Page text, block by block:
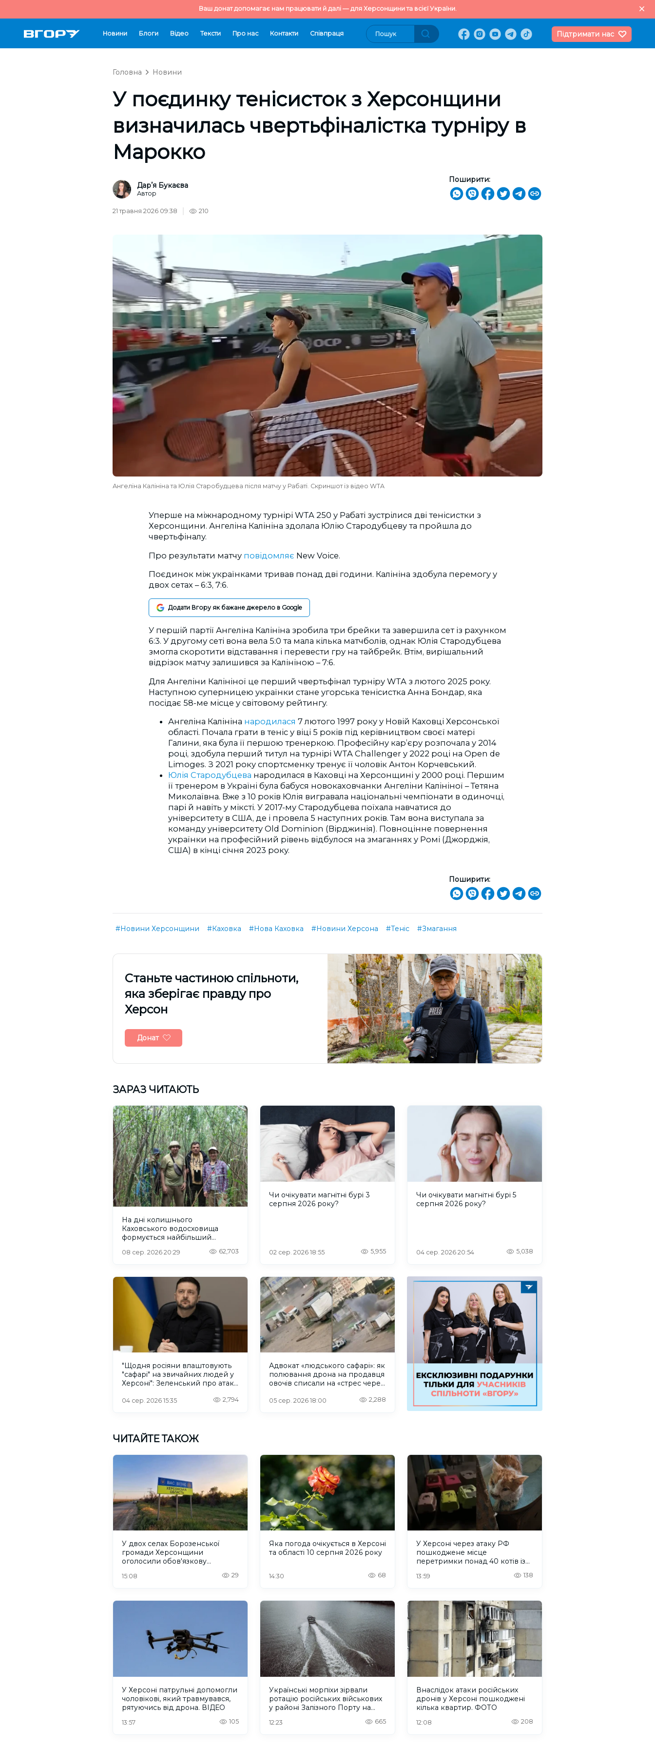
Ваш донат допомагає нам працювати й далі — для Херсонщини та всієї України.
Новини Блоги Відео Тексти Про нас Контакти Cпівпраця Підтримати нас
Головна Новини
У поєдинку тенісисток з Херсонщини
визначилась чвертьфіналістка турніру в
Марокко
Дарʼя Букаєва
Автор
Поширити:
21 травня 2026 09:38 210
Ангеліна Калініна та Юлія Старобудцева після матчу у Рабаті. Скриншот із відео WTA
Уперше на міжнародному турнірі WTA 250 у Рабаті зустрілися дві тенісистки з
Херсонщини. Ангеліна Калініна здолала Юлію Стародубцеву та пройшла до
чвертьфіналу.
Про результати матчу повідомляє New Voice.
Поєдинок між українками тривав понад дві години. Калініна здобула перемогу у
двох сетах – 6:3, 7:6.
Додати Вгору як бажане джерело в Google
У першій партії Ангеліна Калініна зробила три брейки та завершила сет із рахунком
6:3. У другому сеті вона вела 5:0 та мала кілька матчболів, однак Юлія Стародубцева
змогла скоротити відставання і перевести гру на тайбрейк. Втім, вирішальний
відрізок матчу залишився за Калініною – 7:6.
Для Ангеліни Калініної це перший чвертьфінал турніру WTA з лютого 2025 року.
Наступною суперницею українки стане угорська тенісистка Анна Бондар, яка
посідає 58-ме місце у світовому рейтингу.
Ангеліна Калініна народилася 7 лютого 1997 року у Новій Каховці Херсонської
області. Почала грати в теніс у віці 5 років під керівництвом своєї матері
Галини, яка була її першою тренеркою. Професійну кар’єру розпочала у 2014
році, здобула перший титул на турнірі WTA Challenger у 2022 році на Open de
Limoges. З 2021 року спортсменку тренує її чоловік Антон Корчевський.
Юлія Стародубцева народилася в Каховці на Херсонщині у 2000 році. Першим
її тренером в Україні була бабуся новокаховчанки Ангеліни Калініної – Тетяна
Миколаївна. Вже з 10 років Юлія вигравала національні чемпіонати в одиночці,
парі й навіть у міксті. У 2017-му Стародубцева поїхала навчатися до
університету в США, де і провела 5 наступних років. Там вона виступала за
команду університету Old Dominion (Вірджинія). Повноцінне повернення
українки на професійний рівень відбулося на змаганнях у Ромі (Джорджія,
США) в кінці січня 2023 року.
Поширити:
#Новини Херсонщини #Каховка #Нова Каховка #Новини Херсона #Теніс #Змагання
Cтаньте частиною спільноти,
яка зберігає правду про
Херсон
Донат
ЗАРАЗ ЧИТАЮТЬ
На дні колишнього
Каховського водосховища
формується найбільший
08 сер. 2026 20:29 62,703
Чи очікувати магнітні бурі 3
серпня 2026 року?
02 сер. 2026 18:55 5,955
Чи очікувати магнітні бурі 5
серпня 2026 року?
04 сер. 2026 20:54 5,038
"Щодня росіяни влаштовують
"сафарі" на звичайних людей у
Херсоні": Зеленський про атаку
04 сер. 2026 15:35 2,794
Адвокат «людського сафарі»: як
полювання дрона на продавця
овочів списали на «стрес через
05 сер. 2026 18:00 2,288
ЧИТАЙТЕ ТАКОЖ
У двох селах Борозенської
громади Херсонщини
оголосили обов'язкову
15:08 29
Яка погода очікується в Херсоні
та області 10 серпня 2026 року
14:30 68
У Херсоні через атаку РФ
пошкоджене місце
перетримки понад 40 котів із
13:59 138
У Херсоні патрульні допомогли
чоловікові, який травмувався,
рятуючись від дрона. ВІДЕО
13:57 105
Українські морпіхи зірвали
ротацію російських військових
у районі Залізного Порту на
12:23 665
Внаслідок атаки російських
дронів у Херсоні пошкоджені
кілька квартир. ФОТО
12:08 208